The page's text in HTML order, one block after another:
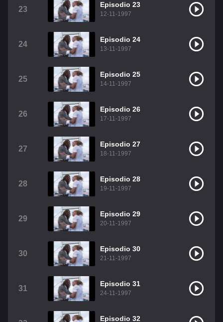
23
Episodio 23
12-11-1997
24
Episodio 24
13-11-1997
25
Episodio 25
14-11-1997
26
Episodio 26
17-11-1997
27
Episodio 27
18-11-1997
28
Episodio 28
19-11-1997
29
Episodio 29
20-11-1997
30
Episodio 30
21-11-1997
31
Episodio 31
24-11-1997
Episodio 32